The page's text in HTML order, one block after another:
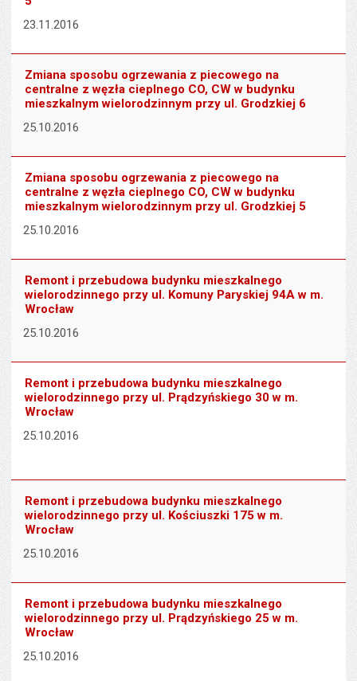
23.11.2016
Zmiana sposobu ogrzewania z piecowego na
centralne z węzła cieplnego CO, CW w budynku
mieszkalnym wielorodzinnym przy ul. Grodzkiej 6
25.10.2016
Zmiana sposobu ogrzewania z piecowego na
centralne z węzła cieplnego CO, CW w budynku
mieszkalnym wielorodzinnym przy ul. Grodzkiej 5
25.10.2016
Remont i przebudowa budynku mieszkalnego
wielorodzinnego przy ul. Komuny Paryskiej 94A w m.
Wrocław
25.10.2016
Remont i przebudowa budynku mieszkalnego
wielorodzinnego przy ul. Prądzyńskiego 30 w m.
Wrocław
25.10.2016
Remont i przebudowa budynku mieszkalnego
wielorodzinnego przy ul. Kościuszki 175 w m.
Wrocław
25.10.2016
Remont i przebudowa budynku mieszkalnego
wielorodzinnego przy ul. Prądzyńskiego 25 w m.
Wrocław
25.10.2016